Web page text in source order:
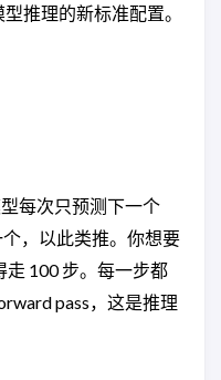
推理的新标准配置。
每次只预测下一个
，以此类推。你想要
走 100 步。每一步都
pass，这是推理